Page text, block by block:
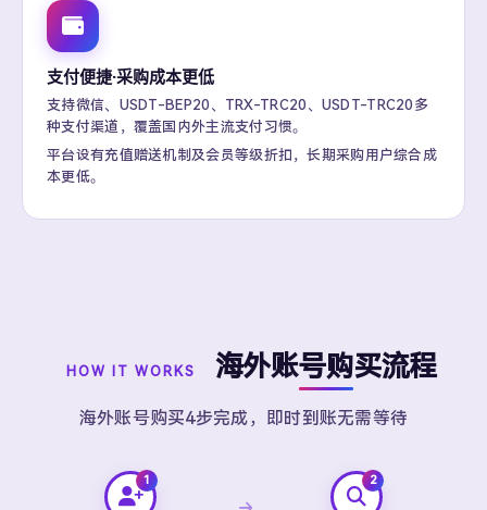
支付便捷·采购成本更低
支持微信、USDT-BEP20、TRX-TRC20、USDT-TRC20多
种支付渠道，覆盖国内外主流支付习惯。
平台设有充值赠送机制及会员等级折扣，长期采购用户综合成
本更低。
HOW IT WORKS 海外账号购买流程
海外账号购买4步完成，即时到账无需等待